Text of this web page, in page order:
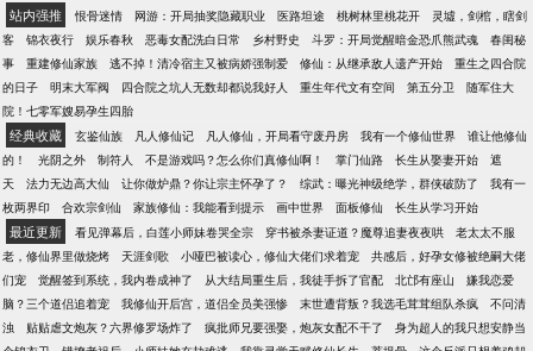
站内强推 恨骨迷情 网游：开局抽奖隐藏职业 医路坦途 桃树林里桃花开
灵墟，剑棺，瞎剑
客
锦衣夜行 娱乐春秋 恶毒女配洗白日常 乡村野史 斗罗：开局觉醒暗金恐爪熊武魂
春闺秘
事
重建修仙家族 逃不掉！清冷宿主又被病娇强制爱 修仙：从继承敌人遗产开始
重生之四合院
的日子
明末大军阀 四合院之坑人无数却都说我好人 重生年代文有空间 第五分卫
随军住大
院！七零军嫂易孕生四胎
经典收藏 玄鉴仙族 凡人修仙记 凡人修仙，开局看守废丹房 我有一个修仙世界
谁让他修仙
的！
光阴之外 制符人 不是游戏吗？怎么你们真修仙啊！ 掌门仙路 长生从娶妻开始
遮
天
法力无边高大仙 让你做炉鼎？你让宗主怀孕了？ 综武：曝光神级绝学，群侠破防了
我有一
枚两界印
合欢宗剑仙 家族修仙：我能看到提示 画中世界 面板修仙 长生从学习开始
最近更新 看见弹幕后，白莲小师妹卷哭全宗 穿书被杀妻证道？魔尊追妻夜夜哄
老太太不服
老，修仙界里做烧烤
天涯剑歌 小哑巴被读心，修仙大佬们求着宠
共感后，好孕女修被绝嗣大佬
们宠
觉醒签到系统，我内卷成神了 从大结局重生后，我徒手拆了官配 北邙有座山
嫌我恋爱
脑？三个道侣追着宠
我修仙开后宫，道侣全员美强惨 末世遭背叛？我选毛茸茸组队杀疯
不问清
浊
贴贴虐文炮灰？六界修罗场炸了 疯批师兄要强娶，炮灰女配不干了
身为超人的我只想安静当